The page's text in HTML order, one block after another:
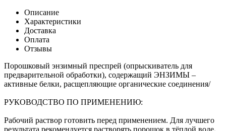
Описание
Характеристики
Доставка
Оплата
Отзывы
Порошковый энзимный преспрей (опрыскиватель для
предварительной обработки), содержащий ЭНЗИМЫ –
активные белки, расщепляющие органические соединения/
РУКОВОДСТВО ПО ПРИМЕНЕНИЮ:
Рабочий раствор готовить перед применением. Для лучшего
результата рекомендуется растворять порошок в тёплой воде,